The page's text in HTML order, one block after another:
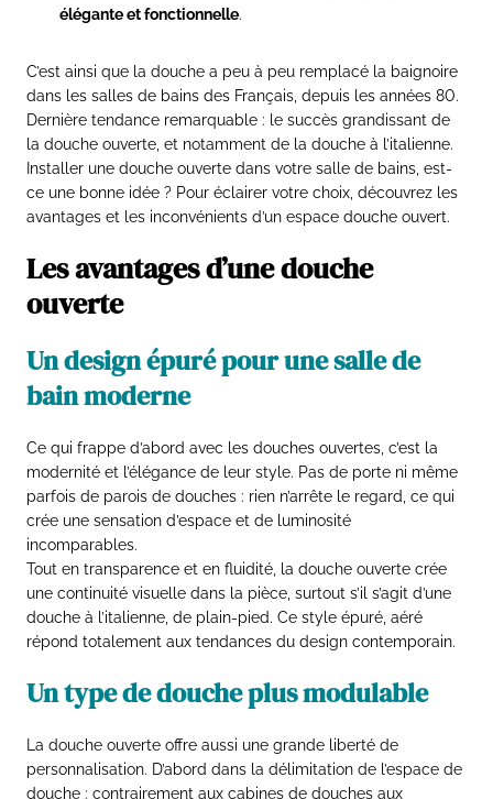
élégante et fonctionnelle.
C’est ainsi que la douche a peu à peu remplacé la baignoire
dans les salles de bains des Français, depuis les années 80.
Dernière tendance remarquable : le succès grandissant de
la douche ouverte, et notamment de la douche à l’italienne.
Installer une douche ouverte dans votre salle de bains, est-
ce une bonne idée ? Pour éclairer votre choix, découvrez les
avantages et les inconvénients d’un espace douche ouvert.
Les avantages d’une douche
ouverte
Un design épuré pour une salle de
bain moderne
Ce qui frappe d’abord avec les douches ouvertes, c’est la
modernité et l’élégance de leur style. Pas de porte ni même
parfois de parois de douches : rien n’arrête le regard, ce qui
crée une sensation d’espace et de luminosité
incomparables.
Tout en transparence et en fluidité, la douche ouverte crée
une continuité visuelle dans la pièce, surtout s’il s’agit d’une
douche à l’italienne, de plain-pied. Ce style épuré, aéré
répond totalement aux tendances du design contemporain.
Un type de douche plus modulable
La douche ouverte offre aussi une grande liberté de
personnalisation. D’abord dans la délimitation de l’espace de
douche : contrairement aux cabines de douches aux